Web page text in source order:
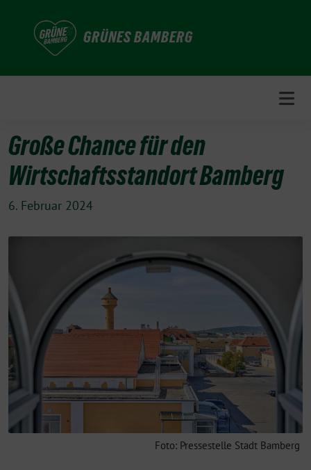
GRÜNES BAMBERG
Große Chance für den
Wirtschaftsstandort Bamberg
6. Februar 2024
Foto: Pressestelle Stadt Bamberg